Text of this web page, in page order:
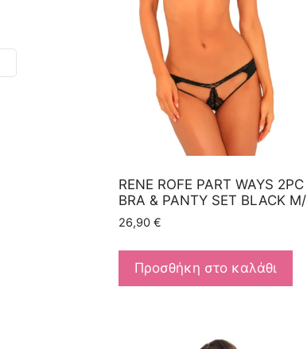
RENE ROFE PART WAYS 2PC
BRA & PANTY SET BLACK
26,90€
Προσθήκη στο καλάθι